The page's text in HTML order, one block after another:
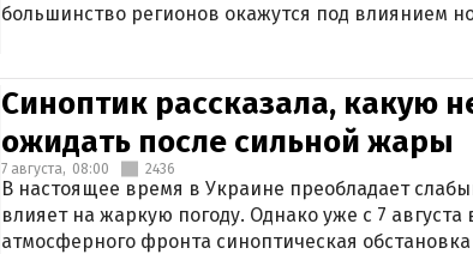
большинство регионов окажутся под влиянием
Синоптик рассказала, какую
ожидать после сильной жары
7 августа, 08:00 2436
В настоящее время в Украине преобладает
влияет на жаркую погоду. Однако уже с 7
атмосферного фронта синоптическая